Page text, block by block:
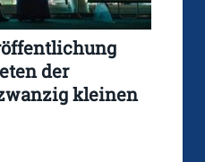
der
kleinen